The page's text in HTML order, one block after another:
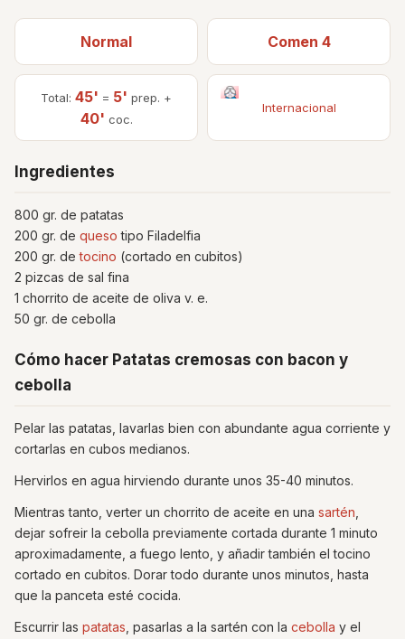
Normal Comen 4
Total: 45' = 5' prep. +
40' coc.
Internacional
Ingredientes
800 gr. de patatas
200 gr. de queso tipo Filadelfia
200 gr. detocino (cortado en cubitos)
2 pizcas de sal fina
1 chorrito de aceite de oliva v. e.
50 gr. de cebolla
Cómo hacer Patatas cremosas con bacon y
cebolla
Pelar las patatas, lavarlas bien con abundante agua corriente y
cortarlas en cubos medianos.
Hervirlos en agua hirviendo durante unos 35-40 minutos.
Mientras tanto, verter un chorrito de aceite en una sartén
dejar sofreir la cebolla previamente cortada durante 1 minuto
aproximadamente, a fuego lento, y añadir también el tocino
cortado en cubitos. Dorar todo durante unos minutos, hasta
que la panceta esté cocida.
Escurrir las patatas , pasarlas a la sartén con la cebolla y el